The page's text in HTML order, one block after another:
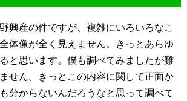
興産の件ですが、複雑にいろいろなこ
体像が全く見えません。きっとあらゆ
と思います。僕も調べてみましたが難
せん。きっとこの内容に関して正面か
分からないんだろうなと思って調べて